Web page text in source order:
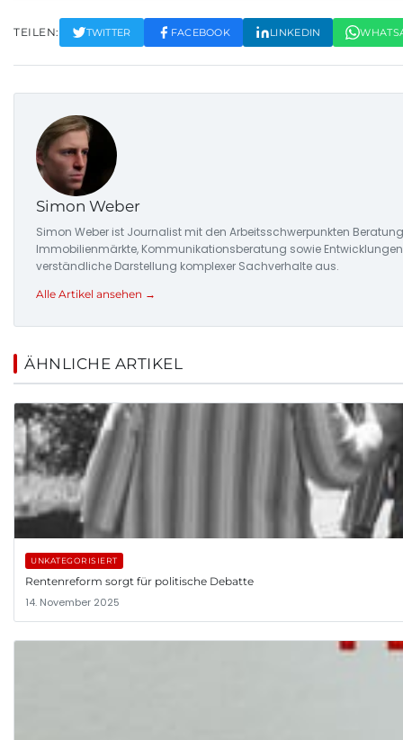
TEILEN: TWITTER FACEBOOK LINKEDIN
Simon Weber
Simon Weber ist Journalist mit den Arbeitsschwerpunkten
Immobilienmärkte, Kommunikationsberatung sowie
verständliche Darstellung komplexer Sachverhalte aus.
Alle Artikel ansehen →
ÄHNLICHE ARTIKEL
UNKATEGORISIERT
Rentenreform sorgt für politische Debatte
14. November 2025